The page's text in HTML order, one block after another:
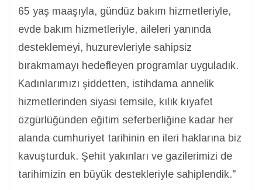
65 yaş maaşıyla, gündüz bakım hizmetleriyle,
evde bakım hizmetleriyle, aileleri yanında
desteklemeyi, huzurevleriyle sahipsiz
bırakmamayı hedefleyen programlar uyguladık.
Kadınlarımızı şiddetten, istihdama annelik
hizmetlerinden siyasi temsile, kılık kıyafet
özgürlüğünden eğitim seferberliğine kadar her
alanda cumhuriyet tarihinin en ileri haklarına biz
kavuşturduk. Şehit yakınları ve gazilerimizi de
tarihimizin en büyük destekleriyle sahiplendik."